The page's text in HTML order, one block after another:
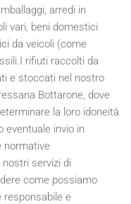
arredi in
vari, beni domestici
da veicoli (come
rifiuti raccolti da
e stoccati nel nostro
Bottarone, dove
la loro idoneità
eventuale invio in
normative
servizi di
come possiamo
responsabile e